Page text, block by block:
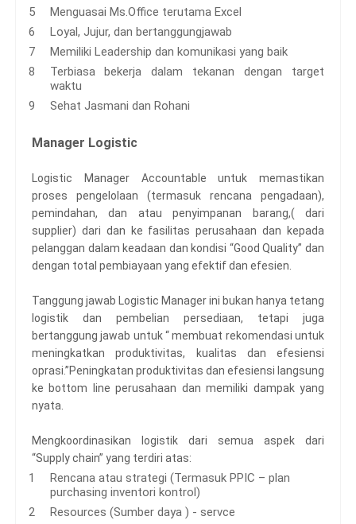
Menguasai Ms.Office terutama Excel
Loyal, Jujur, dan bertanggungjawab
Memiliki Leadership dan komunikasi yang baik
Terbiasa bekerja dalam tekanan dengan target
waktu
Sehat Jasmani dan Rohani
Manager Logistic
Logistic Manager Accountable untuk memastikan
proses pengelolaan (termasuk rencana pengadaan),
pemindahan, dan atau penyimpanan barang,( dari
supplier) dari dan ke fasilitas perusahaan dan kepada
pelanggan dalam keadaan dan kondisi “Good Quality” dan
dengan total pembiayaan yang efektif dan efesien.
Tanggung jawab Logistic Manager ini bukan hanya tetang
logistik dan pembelian persediaan, tetapi juga
bertanggung jawab untuk “ membuat rekomendasi untuk
meningkatkan produktivitas, kualitas dan efesiensi
oprasi.”Peningkatan produktivitas dan efesiensi langsung
ke bottom line perusahaan dan memiliki dampak yang
nyata.
Mengkoordinasikan logistik dari semua aspek dari
“Supply chain” yang terdiri atas:
Rencana atau strategi (Termasuk PPIC – plan
purchasing inventori kontrol)
Resources (Sumber daya ) - servce